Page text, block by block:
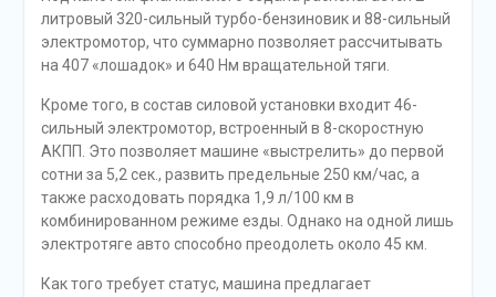
литровый 320-сильный турбо-бензиновик и 88-сильный
электромотор, что суммарно позволяет рассчитывать
на 407 «лошадок» и 640 Нм вращательной тяги.
Кроме того, в состав силовой установки входит 46-
сильный электромотор, встроенный в 8-скоростную
АКПП. Это позволяет машине «выстрелить» до первой
сотни за 5,2 сек., развить предельные 250 км/час, а
также расходовать порядка 1,9 л/100 км в
комбинированном режиме езды. Однако на одной лишь
электротяге авто способно преодолеть около 45 км.
Как того требует статус, машина предлагает